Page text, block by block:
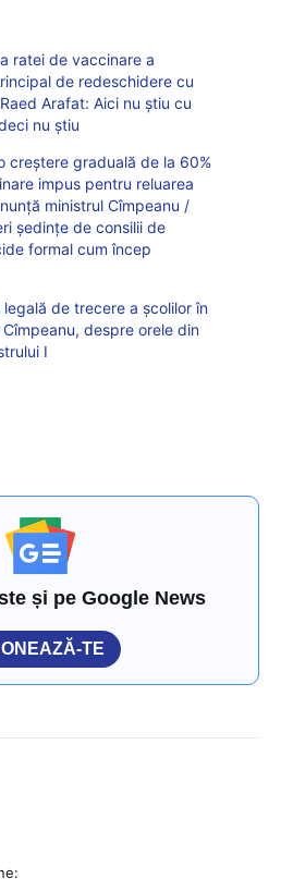
ratei de vaccinare a
de redeschidere cu
Arafat: Aici nu știu cu
nu știu
creștere graduală de la 60%
impus pentru reluarea
ministrul Cîmpeanu /
ședințe de consilii de
formal cum încep
de trecere a școlilor în
despre orele din
I
și pe Google News
TE